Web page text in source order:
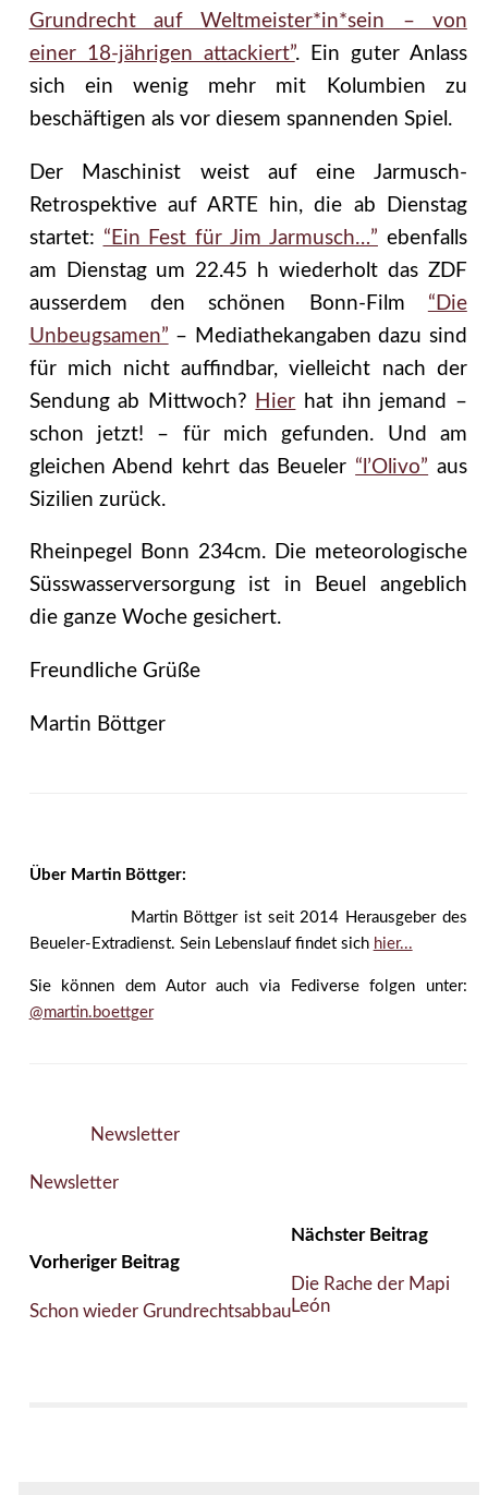
Grundrecht auf Weltmeister*in*sein – von
einer 18-jährigen attackiert”. Ein guter Anlass
sich ein wenig mehr mit Kolumbien zu
beschäftigen als vor diesem spannenden Spiel.
Der Maschinist weist auf eine Jarmusch-
Retrospektive auf ARTE hin, die ab Dienstag
startet: “Ein Fest für Jim Jarmusch…” ebenfalls
am Dienstag um 22.45 h wiederholt das ZDF
ausserdem den schönen Bonn-Film “Die
Unbeugsamen” – Mediathekangaben dazu sind
für mich nicht auffindbar, vielleicht nach der
Sendung ab Mittwoch? Hier hat ihn jemand –
schon jetzt! – für mich gefunden. Und am
gleichen Abend kehrt das Beueler “l’Olivo” aus
Sizilien zurück.
Rheinpegel Bonn 234cm. Die meteorologische
Süsswasserversorgung ist in Beuel angeblich
die ganze Woche gesichert.
Freundliche Grüße
Martin Böttger
Über Martin Böttger:
Martin Böttger ist seit 2014 Herausgeber des
Beueler-Extradienst. Sein Lebenslauf findet sich hier...
Sie können dem Autor auch via Fediverse folgen unter:
@martin.boettger
Newsletter
Newsletter
Vorheriger Beitrag
Schon wieder Grundrechtsabbau
Nächster Beitrag
Die Rache der Mapi
León